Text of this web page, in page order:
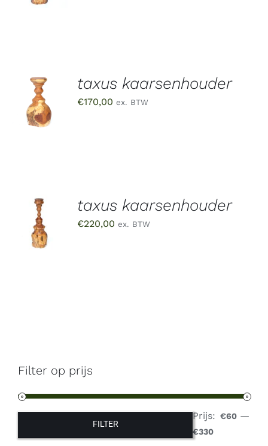
DETAILS
TOEVOEGEN
AAN
WINKELWAGEN
/
DETAILS
taxus kaarsenhouder
€170,00 ex. BTW
TOEVOEGEN
AAN
WINKELWAGEN
/
DETAILS
taxus kaarsenhouder
€220,00 ex. BTW
Filter op prijs
FILTER
Prijs: €60 —
€330